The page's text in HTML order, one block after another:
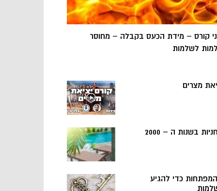
קורס – מידת הכעס בקבלה – מחוסר
לשלמות
מצרים
בשנות ה – 2000
5 המפתחות כדי להגיע